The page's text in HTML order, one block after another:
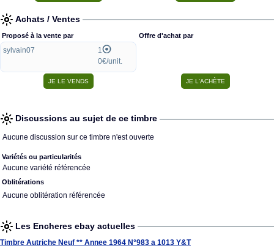
Achats / Ventes
Proposé à la vente par
sylvain07
1
0€/unit.
Offre d'achat par
Discussions au sujet de ce timbre
Aucune discussion sur ce timbre n'est ouverte
Variétés ou particularités
Aucune variété référencée
Oblitérations
Aucune oblitération référencée
Les Encheres ebay actuelles
Timbre Autriche Neuf ** Annee 1964 N°983 a 1013 Y&T